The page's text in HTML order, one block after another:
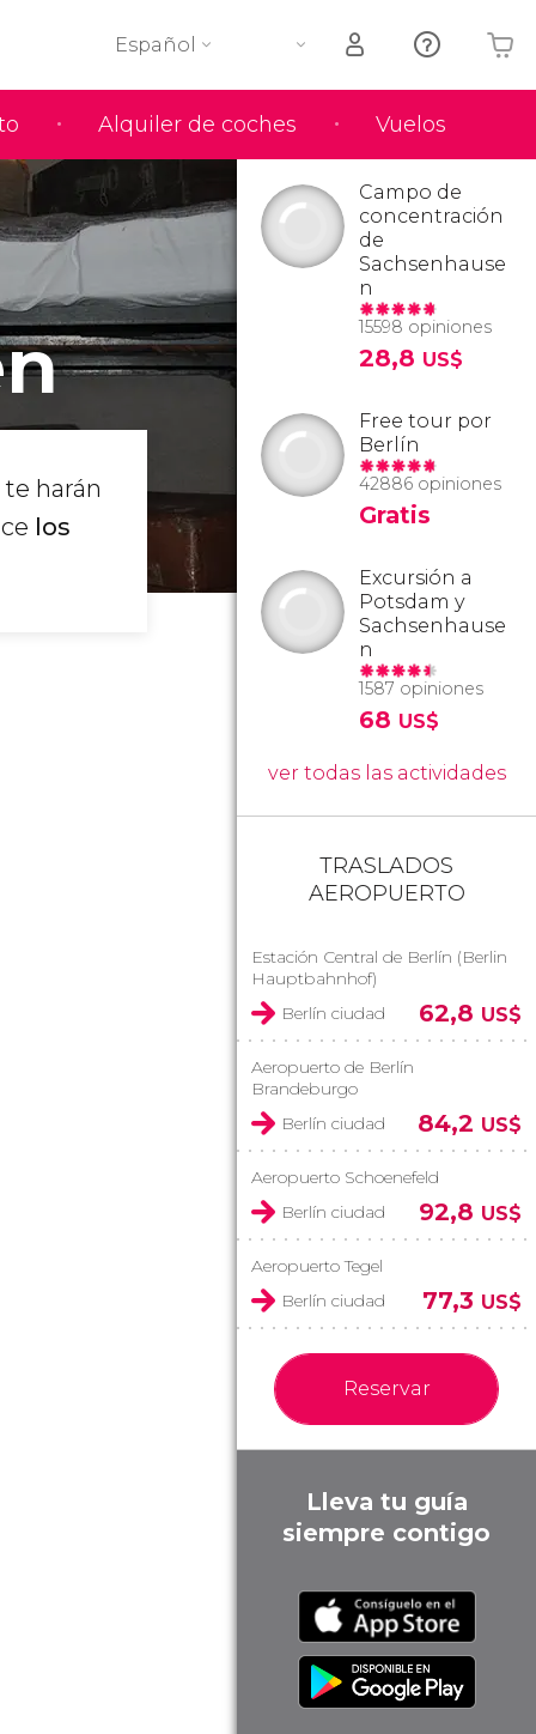
Alquiler de coches Vuelos
Español
Tu carrito está vacío
te harán
los
Campo de
concentración
de
Sachsenhause
n
15598 opiniones
28,8 US$
Free tour por
Berlín
42886 opiniones
Gratis
Excursión a
Potsdam y
Sachsenhause
n
1587 opiniones
68 US$
ver todas las actividades
TRASLADOS
AEROPUERTO
Estación Central de Berlín (Berlin
Hauptbahnhof)
Berlín ciudad
62,8 US$
Aeropuerto de Berlín
Brandeburgo
Berlín ciudad
84,2 US$
Aeropuerto Schoenefeld
Berlín ciudad
92,8 US$
Aeropuerto Tegel
Berlín ciudad
77,3 US$
Reservar
Lleva tu guía
siempre contigo